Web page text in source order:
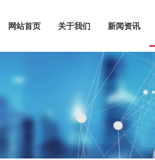
网站首页 关于我们 新闻资讯